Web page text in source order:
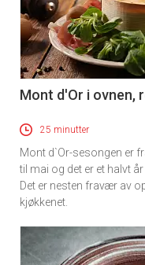
Mont d'Or i ovnen,
25 minutter
Mont d`Or-sesongen er
til mai og det er et halvt
Det er nesten fravær av
kjøkkenet.